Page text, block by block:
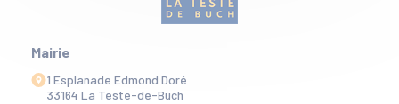
Mairie
1 Esplanade Edmond Doré
33164 La Teste-de-Buch